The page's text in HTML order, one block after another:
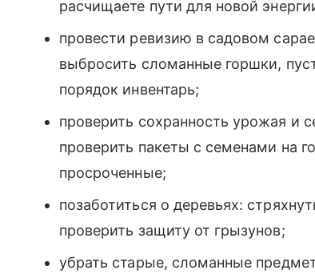
расчищаете пути для новой
провести ревизию в садовом
выбросить сломанные горшки,
порядок инвентарь;
проверить сохранность урожая и
проверить пакеты с семенами на
просроченные;
позаботиться о деревьях:
проверить защиту от грызунов;
убрать старые, сломанные